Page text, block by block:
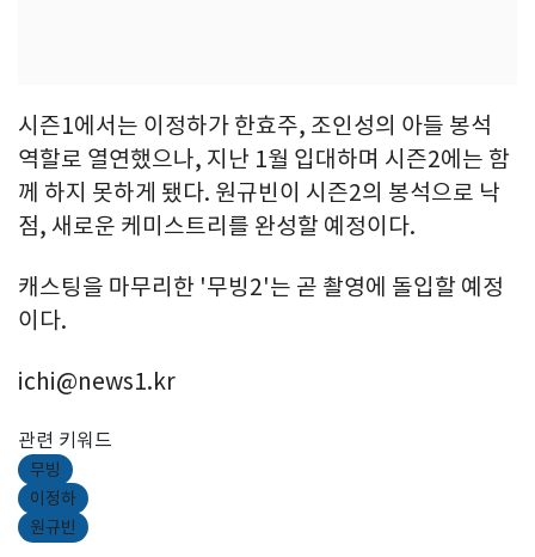
시즌1에서는 이정하가 한효주, 조인성의 아들 봉석
역할로 열연했으나, 지난 1월 입대하며 시즌2에는 함
께 하지 못하게 됐다. 원규빈이 시즌2의 봉석으로 낙
점, 새로운 케미스트리를 완성할 예정이다.
캐스팅을 마무리한 '무빙2'는 곧 촬영에 돌입할 예정
이다.
ichi@news1.kr
관련 키워드
무빙
이정하
원규빈